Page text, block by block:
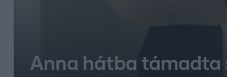
Anna hátba